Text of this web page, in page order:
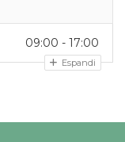
09:00 - 17:00
Espandi